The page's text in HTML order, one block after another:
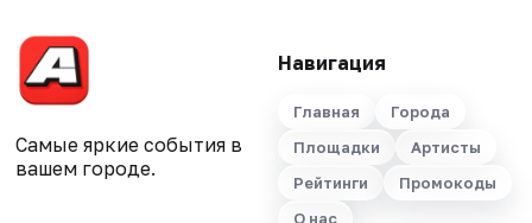
Самые яркие события в
вашем городе.
Навигация
Главная
Города
Площадки
Артисты
Рейтинги
Промокоды
О нас